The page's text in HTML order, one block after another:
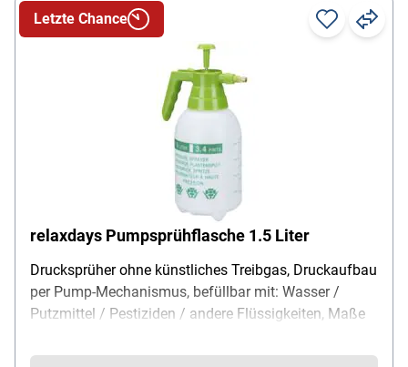
relaxdays Pumpsprühflasche 1.5 Liter
Drucksprüher ohne künstliches Treibgas, Druckaufbau
per Pump-Mechanismus, befüllbar mit: Wasser /
Putzmittel / Pestiziden / andere Flüssigkeiten, Maße
transparent / aufgedruckte Füllstand-Skala /
Letzte Chance